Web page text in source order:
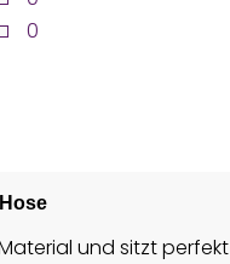
0
und sitzt perfekt